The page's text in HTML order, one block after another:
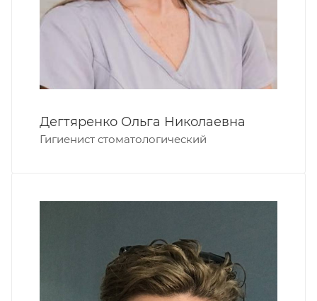
Дегтяренко Ольга Николаевна
Гигиенист стоматологический